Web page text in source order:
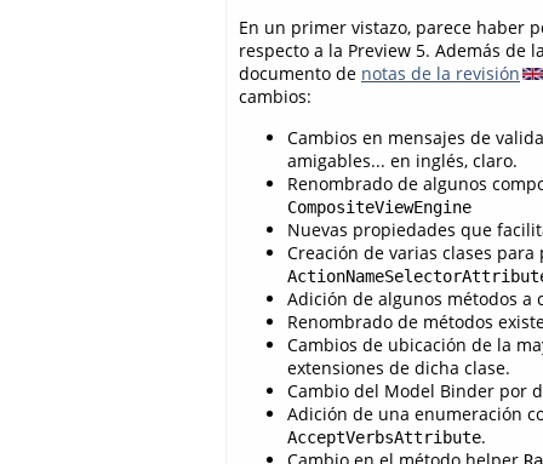
En un primer vistazo, parece haber
respecto a la Preview 5. Además de
documento de notas de la revisión
cambios:
Cambios en mensajes de
amigables... en inglés, claro.
Renombrado de algunos
CompositeViewEngine
Nuevas propiedades que
Creación de varias clases
Adición de algunos métodos a
Renombrado de métodos
Cambios de ubicación de la
extensiones de dicha clase.
Cambio del Model Binder por
Adición de una enumeración
AcceptVerbsAttribute.